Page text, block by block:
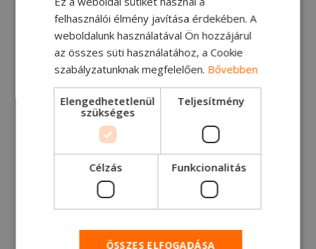
VEZETŐ ÚTJÁT
"A nehéz haszongépjárművek zéró
kibocsátásúvá válása kritikus fontosságú a
fenntartható jövő szempon
Olvasson bele!
felhasználói élmény javítása érdekében. A
weboldalunk használatával Ön hozzájárul
az összes süti használatához, a Cookie
szabályzatunknak megfelelően. Bővebben
Elengedhetetlenül
szükséges
Teljesítmény
Célzás Funkcionalitás
ÖSSZES ELFOGADÁSA